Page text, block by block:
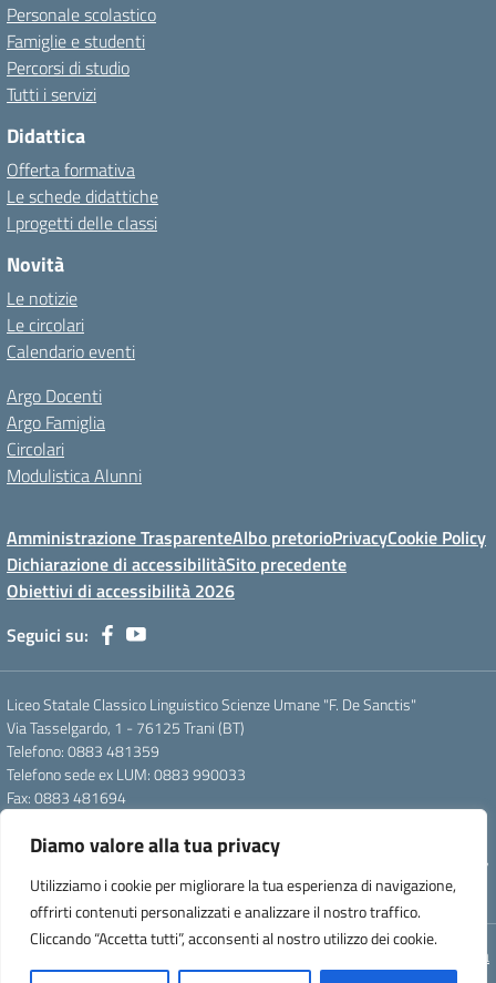
Diamo valore alla tua privacy
Utilizziamo i cookie per migliorare la tua esperienza di navigazione,
offrirti contenuti personalizzati e analizzare il nostro traffico.
Cliccando “Accetta tutti”, acconsenti al nostro utilizzo dei cookie.
Personale scolastico
Famiglie e studenti
Percorsi di studio
Tutti i servizi
Didattica
Offerta formativa
Le schede didattiche
I progetti delle classi
Novità
Le notizie
Le circolari
Calendario eventi
Argo Docenti
Argo Famiglia
Circolari
Modulistica Alunni
Amministrazione TrasparenteAlbo pretorioPrivacyCookie Policy
Dichiarazione di accessibilitàSito precedente
Obiettivi di accessibilità 2026
Seguici su:
Liceo Statale Classico Linguistico Scienze Umane "F. De Sanctis"
Via Tasselgardo, 1 - 76125 Trani (BT)
Telefono: 0883 481359
Telefono sede ex LUM: 0883 990033
Fax: 0883 481694
Pec: btpc210007@pec.istruzione.it
Codice Meccanografico: istsc_btpc210007 - Codice Fiscale: 92058830727
- Codice Univoco d'ufficio: UFG4S9
Concept & Design by Designers Italia